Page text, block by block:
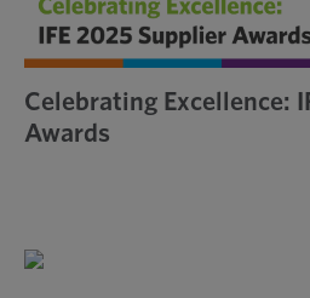
Celebrating Excellence:
Awards